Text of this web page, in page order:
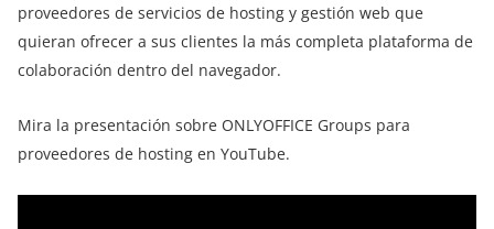
proveedores de servicios de hosting y gestión web que
quieran ofrecer a sus clientes la más completa plataforma de
colaboración dentro del navegador.
Mira la presentación sobre ONLYOFFICE Groups para
proveedores de hosting en YouTube.